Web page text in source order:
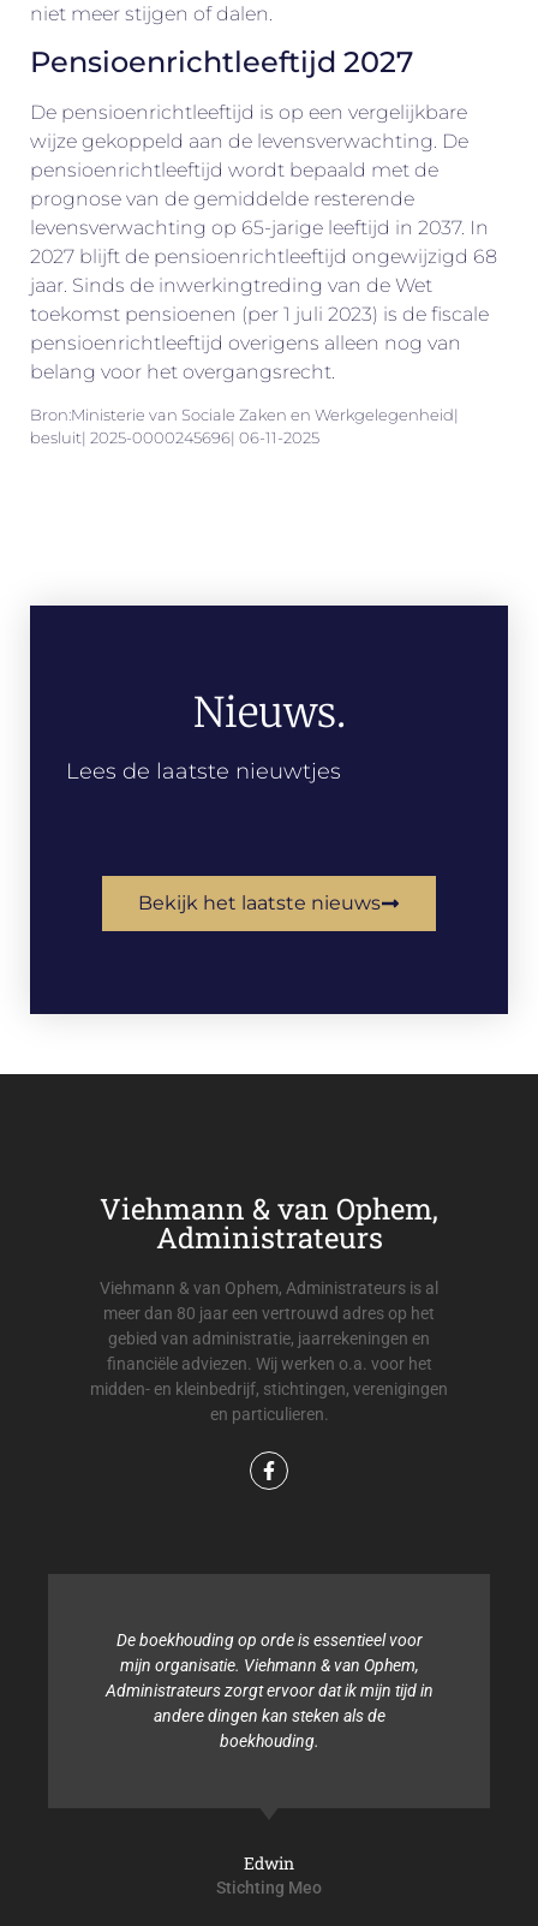
niet meer stijgen of dalen.
Pensioenrichtleeftijd 2027
De pensioenrichtleeftijd is op een vergelijkbare
wijze gekoppeld aan de levensverwachting. De
pensioenrichtleeftijd wordt bepaald met de
prognose van de gemiddelde resterende
levensverwachting op 65-jarige leeftijd in 2037. In
2027 blijft de pensioenrichtleeftijd ongewijzigd 68
jaar. Sinds de inwerkingtreding van de Wet
toekomst pensioenen (per 1 juli 2023) is de fiscale
pensioenrichtleeftijd overigens alleen nog van
belang voor het overgangsrecht.
Bron:Ministerie van Sociale Zaken en Werkgelegenheid|
besluit| 2025-0000245696| 06-11-2025
Nieuws.
Lees de laatste nieuwtjes
Bekijk het laatste nieuws
Viehmann & van Ophem,
Administrateurs
Viehmann & van Ophem, Administrateurs is al
meer dan 80 jaar een vertrouwd adres op het
gebied van administratie, jaarrekeningen en
financiële adviezen. Wij werken o.a. voor het
midden- en kleinbedrijf, stichtingen, verenigingen
en particulieren.
De boekhouding op orde is essentieel voor
mijn organisatie. Viehmann & van Ophem,
Administrateurs zorgt ervoor dat ik mijn tijd in
andere dingen kan steken als de
boekhouding.
Edwin
Stichting Meo